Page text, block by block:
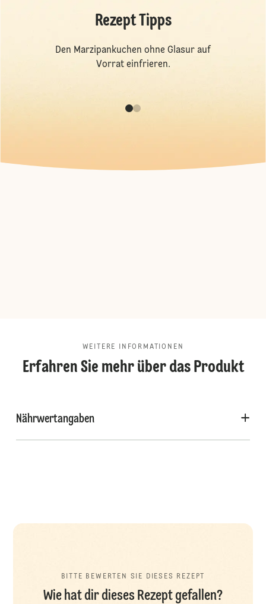
Rezept Tipps
Den Marzipankuchen ohne Glasur auf
Vorrat einfrieren.
WEITERE INFORMATIONEN
Erfahren Sie mehr über das Produkt
Nährwertangaben
BITTE BEWERTEN SIE DIESES REZEPT
Wie hat dir dieses Rezept gefallen?